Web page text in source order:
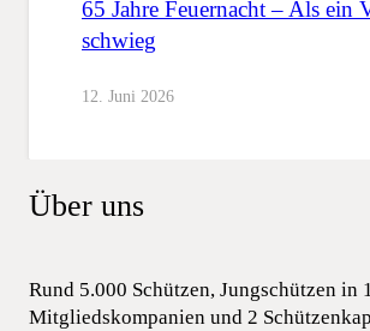
65 Jahre Feuernacht – Als ein
schwieg
12. Juni 2026
Über uns
Rund 5.000 Schützen, Jungschützen in
Mitgliedskompanien und 2